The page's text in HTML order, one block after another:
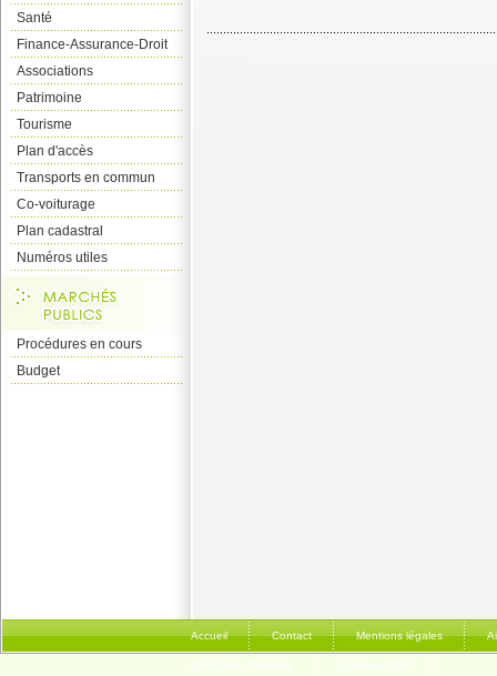
Santé
Finance-Assurance-Droit
Associations
Patrimoine
Tourisme
Plan d'accès
Transports en commun
Co-voiturage
Plan cadastral
Numéros utiles
Procédures en cours
Budget
Accueil Contact Mentions légales